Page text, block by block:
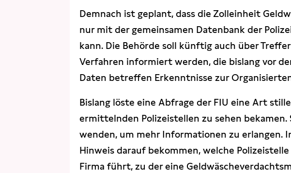
Demnach ist geplant, dass die Zolleinheit
nur mit der gemeinsamen Datenbank der
kann. Die Behörde soll künftig auch über
Verfahren informiert werden, die bislang vor
Daten betreffen Erkenntnisse zur
Bislang löste eine Abfrage der FIU eine Art
ermittelnden Polizeistellen zu sehen bekamen.
wenden, um mehr Informationen zu erlangen.
Hinweis darauf bekommen, welche
Firma führt, zu der eine